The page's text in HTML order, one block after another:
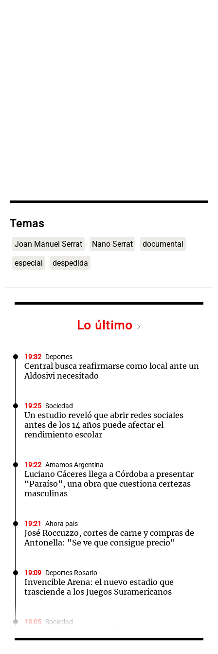
Temas
Joan Manuel Serrat Nano Serrat documental
especial despedida
Lo último
19:32 Deportes
Central busca reafirmarse como local ante un
Aldosivi necesitado
19:25 Sociedad
Un estudio reveló que abrir redes sociales
antes de los 14 años puede afectar el
rendimiento escolar
19:22 Amamos Argentina
Luciano Cáceres llega a Córdoba a presentar
“Paraíso”, una obra que cuestiona certezas
masculinas
19:21 Ahora país
José Roccuzzo, cortes de carne y compras de
Antonella: "Se ve que consigue precio"
19:09 Deportes Rosario
Invencible Arena: el nuevo estadio que
trasciende a los Juegos Suramericanos
19:05 Sociedad
lunes 10 de agosto tras rechazar su